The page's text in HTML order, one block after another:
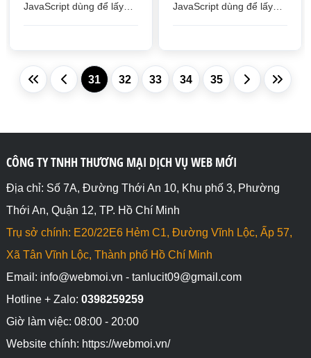
JavaScript dùng để lấy
JavaScript dùng để lấy
31 32 33 34 35
CÔNG TY TNHH THƯƠNG MẠI DỊCH VỤ WEB MỚI
Địa chỉ: Số 7A, Đường Thới An 10, Khu phố 3, Phường
Thới An, Quận 12, TP. Hồ Chí Minh
Trụ sở chính: E20/22E6 Hẻm C1, Đường Vĩnh Lộc, Ấp 57,
Xã Tân Vĩnh Lộc, Thành phố Hồ Chí Minh
Email: info@webmoi.vn - tanlucit09@gmail.com
Hotline + Zalo: 0398259259
Giờ làm việc: 08:00 - 20:00
Website chính: https://webmoi.vn/